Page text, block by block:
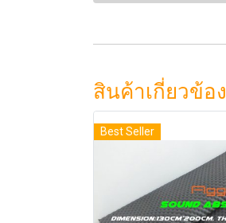
สินค้าเกี่ยวข้อง
Best Seller